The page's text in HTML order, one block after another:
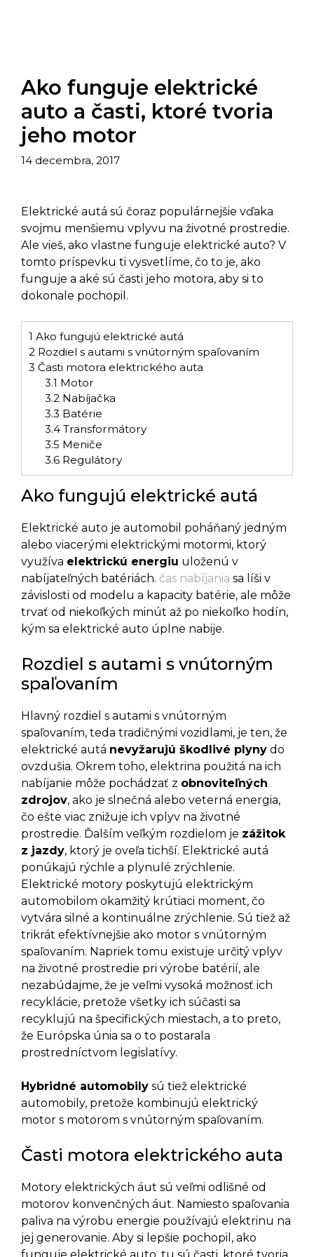
Ako funguje elektrické
auto a časti, ktoré tvoria
jeho motor
14 decembra, 2017
Elektrické autá sú čoraz populárnejšie vďaka
svojmu menšiemu vplyvu na životné prostredie.
Ale vieš, ako vlastne funguje elektrické auto? V
tomto príspevku ti vysvetlíme, čo to je, ako
funguje a aké sú časti jeho motora, aby si to
dokonale pochopil.
1 Ako fungujú elektrické autá
2 Rozdiel s autami s vnútorným spaľovaním
3 Časti motora elektrického auta
3.1 Motor
3.2Nabíjačka
3.3 Batérie
3.4Transformátory
3.5 Meniče
3.6Regulátory
Ako fungujú elektrické autá
Elektrické auto je automobil poháňaný jedným
alebo viacerými elektrickými motormi, ktorý
využíva elektrickú energiu uloženú v
nabíjateľných batériách. čas nabíjania sa líši v
závislosti od modelu a kapacity batérie, ale môže
trvať od niekoľkých minút až po niekoľko hodín,
kým sa elektrické auto úplne nabije.
Rozdiel s autami s vnútorným
spaľovaním
Hlavný rozdiel s autami s vnútorným
spaľovaním, teda tradičnými vozidlami, je ten, že
elektrické autá nevyžarujú škodlivé plyny do
ovzdušia. Okrem toho, elektrina použitá na ich
nabíjanie môže pochádzať z obnoviteľných
zdrojov, ako je slnečná alebo veterná energia,
čo ešte viac znižuje ich vplyv na životné
prostredie. Ďalším veľkým rozdielom je zážitok
z jazdy, ktorý je oveľa tichší. Elektrické autá
ponúkajú rýchle a plynulé zrýchlenie.
Elektrické motory poskytujú elektrickým
automobilom okamžitý krútiaci moment, čo
vytvára silné a kontinuálne zrýchlenie. Sú tiež až
trikrát efektívnejšie ako motor s vnútorným
spaľovaním. Napriek tomu existuje určitý vplyv
na životné prostredie pri výrobe batérií, ale
nezabúdajme, že je veľmi vysoká možnosť ich
recyklácie, pretože všetky ich súčasti sa
recyklujú na špecifických miestach, a to preto,
že Európska únia sa o to postarala
prostredníctvom legislatívy.
Hybridné automobily sú tiež elektrické
automobily, pretože kombinujú elektrický
motor s motorom s vnútorným spaľovaním.
Časti motora elektrického auta
Motory elektrických áut sú veľmi odlišné od
motorov konvenčných áut. Namiesto spaľovania
paliva na výrobu energie používajú elektrinu na
jej generovanie. Aby si lepšie pochopil, ako